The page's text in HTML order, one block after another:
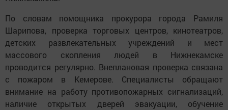
По словам помощника прокурора города Рамиля
Шарипова, проверка торговых центров, кинотеатров,
детских развлекательных учреждений и мест
массового скопления людей в Нижнекамске
проводится регулярно. Внеплановая проверка связана
с пожаром в Кемерове. Специалисты обращают
внимание на работу противопожарных сигнализаций,
наличие открытых дверей эвакуации, обучение